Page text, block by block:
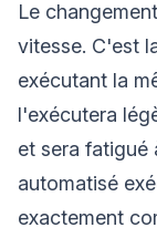
Le
vitesse. C'est
exécutant la
l'exécutera
et sera fatigué
automatisé
exactement